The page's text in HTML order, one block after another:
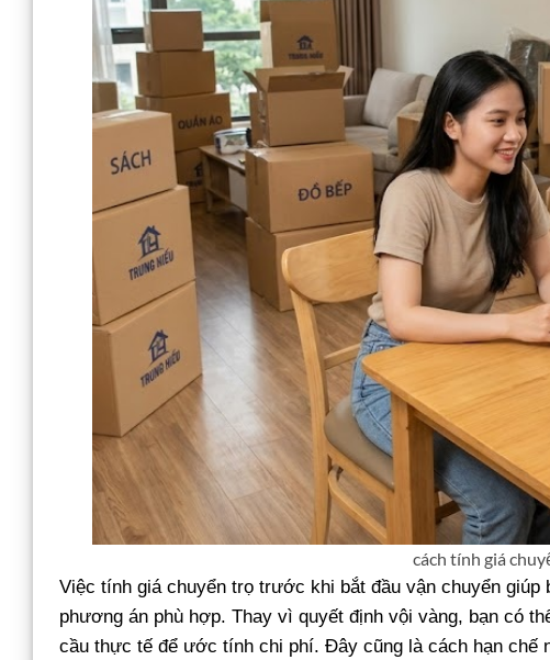
cách tính giá
Việc tính giá chuyển trọ trước khi bắt đầu vận chuyển
phương án phù hợp. Thay vì quyết định vội vàng, bạn có
cầu thực tế để ước tính chi phí. Đây cũng là cách hạn chế